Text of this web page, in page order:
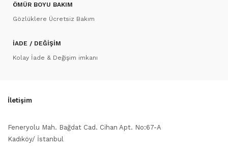
ÖMÜR BOYU BAKIM
Gözlüklere Ücretsiz Bakım
İADE / DEĞİŞİM
Kolay İade & Değişim imkanı
İletişim
Feneryolu Mah. Bağdat Cad. Cihan Apt. No:67-A
Kadıköy/ İstanbul